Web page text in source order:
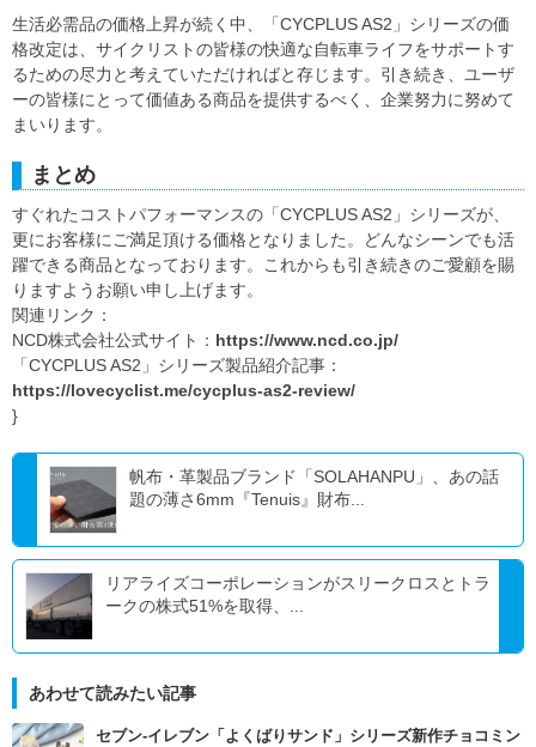
生活必需品の価格上昇が続く中、「CYCPLUS AS2」シリーズの価
格改定は、サイクリストの皆様の快適な自転車ライフをサポートす
るための尽力と考えていただければと存じます。引き続き、ユーザ
ーの皆様にとって価値ある商品を提供するべく、企業努力に努めて
まいります。
まとめ
すぐれたコストパフォーマンスの「CYCPLUS AS2」シリーズが、
更にお客様にご満足頂ける価格となりました。どんなシーンでも活
躍できる商品となっております。これからも引き続きのご愛顧を賜
りますようお願い申し上げます。
関連リンク：
NCD株式会社公式サイト： https://www.ncd.co.jp/
「CYCPLUS AS2」シリーズ製品紹介記事：
https://lovecyclist.me/cycplus-as2-review/
}
帆布・革製品ブランド「SOLAHANPU」、あの話
題の薄さ6mm『Tenuis』財布...
リアライズコーポレーションがスリークロスとトラ
ークの株式51%を取得、...
あわせて読みたい記事
セブン‐イレブン「よくばりサンド」シリーズ新作チョコミン